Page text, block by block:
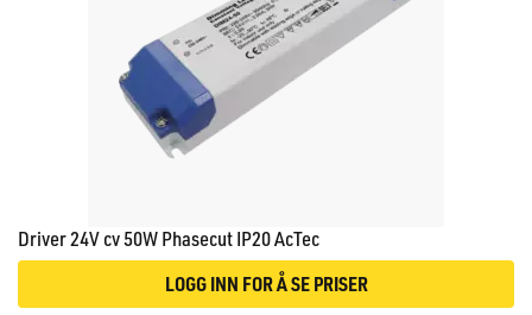
Driver 24V cv 50W Phasecut IP20 AcTec
LOGG INN FOR Å SE PRISER